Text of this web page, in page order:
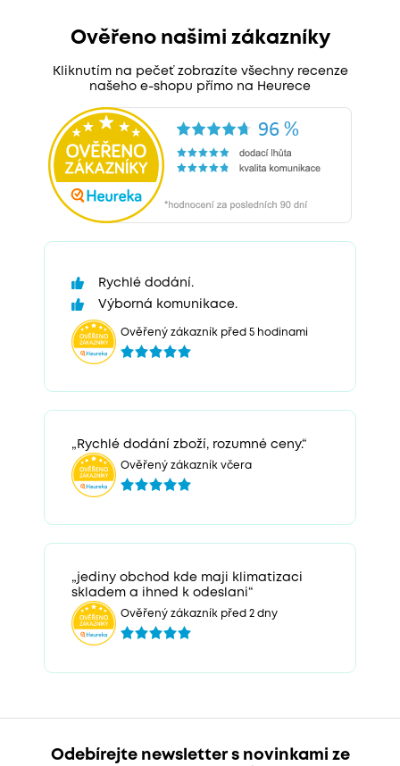
Ověřeno našimi zákazníky
Kliknutím na pečeť zobrazíte všechny recenze
našeho e-shopu přímo na Heurece
Rychlé dodání.
Výborná komunikace.
Ověřený zákazník před 5 hodinami
„Rychlé dodání zboží, rozumné ceny.“
Ověřený zákazník včera
„jediny obchod kde maji klimatizaci
skladem a ihned k odeslani“
Ověřený zákazník před 2 dny
Odebírejte newsletter s novinkami ze